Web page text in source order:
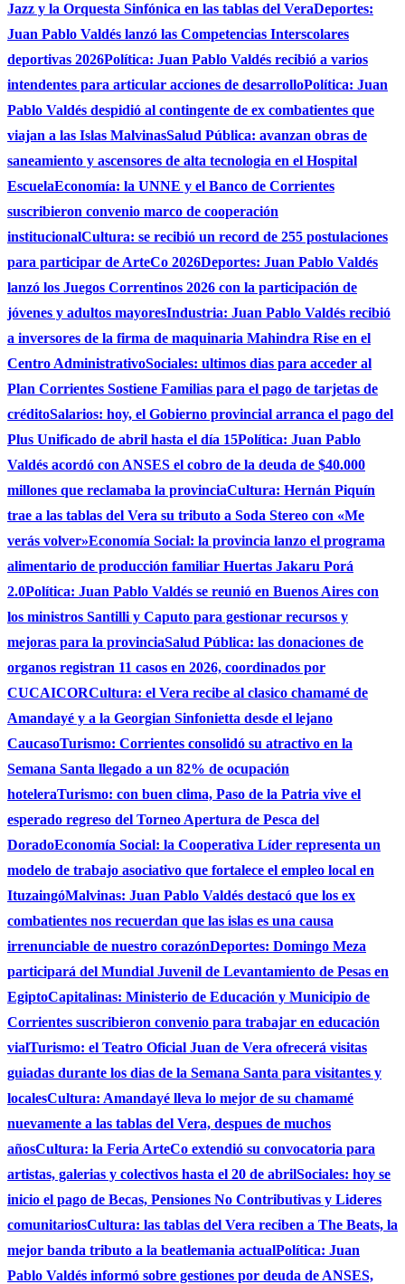
Jazz y la Orquesta Sinfónica en las tablas del VeraDeportes:
Juan Pablo Valdés lanzó las Competencias Interscolares
deportivas 2026Política: Juan Pablo Valdés recibió a varios
intendentes para articular acciones de desarrolloPolítica: Juan
Pablo Valdés despidió al contingente de ex combatientes que
viajan a las Islas MalvinasSalud Pública: avanzan obras de
saneamiento y ascensores de alta tecnologia en el Hospital
EscuelaEconomía: la UNNE y el Banco de Corrientes
suscribieron convenio marco de cooperación
institucionalCultura: se recibió un record de 255 postulaciones
para participar de ArteCo 2026Deportes: Juan Pablo Valdés
lanzó los Juegos Correntinos 2026 con la participación de
jóvenes y adultos mayoresIndustria: Juan Pablo Valdés recibió
a inversores de la firma de maquinaria Mahindra Rise en el
Centro AdministrativoSociales: ultimos dias para acceder al
Plan Corrientes Sostiene Familias para el pago de tarjetas de
créditoSalarios: hoy, el Gobierno provincial arranca el pago del
Plus Unificado de abril hasta el día 15Política: Juan Pablo
Valdés acordó con ANSES el cobro de la deuda de $40.000
millones que reclamaba la provinciaCultura: Hernán Piquín
trae a las tablas del Vera su tributo a Soda Stereo con «Me
verás volver»Economía Social: la provincia lanzo el programa
alimentario de producción familiar Huertas Jakaru Porá
2.0Política: Juan Pablo Valdés se reunió en Buenos Aires con
los ministros Santilli y Caputo para gestionar recursos y
mejoras para la provinciaSalud Pública: las donaciones de
organos registran 11 casos en 2026, coordinados por
CUCAICORCultura: el Vera recibe al clasico chamamé de
Amandayé y a la Georgian Sinfonietta desde el lejano
CaucasoTurismo: Corrientes consolidó su atractivo en la
Semana Santa llegado a un 82% de ocupación
hoteleraTurismo: con buen clima, Paso de la Patria vive el
esperado regreso del Torneo Apertura de Pesca del
DoradoEconomía Social: la Cooperativa Líder representa un
modelo de trabajo asociativo que fortalece el empleo local en
ItuzaingóMalvinas: Juan Pablo Valdés destacó que los ex
combatientes nos recuerdan que las islas es una causa
irrenunciable de nuestro corazónDeportes: Domingo Meza
participará del Mundial Juvenil de Levantamiento de Pesas en
EgiptoCapitalinas: Ministerio de Educación y Municipio de
Corrientes suscribieron convenio para trabajar en educación
vialTurismo: el Teatro Oficial Juan de Vera ofrecerá visitas
guiadas durante los dias de la Semana Santa para visitantes y
localesCultura: Amandayé lleva lo mejor de su chamamé
nuevamente a las tablas del Vera, despues de muchos
añosCultura: la Feria ArteCo extendió su convocatoria para
artistas, galerias y colectivos hasta el 20 de abrilSociales: hoy se
inicio el pago de Becas, Pensiones No Contributivas y Lideres
comunitariosCultura: las tablas del Vera reciben a The Beats, la
mejor banda tributo a la beatlemania actualPolítica: Juan
Pablo Valdés informó sobre gestiones por deuda de ANSES,